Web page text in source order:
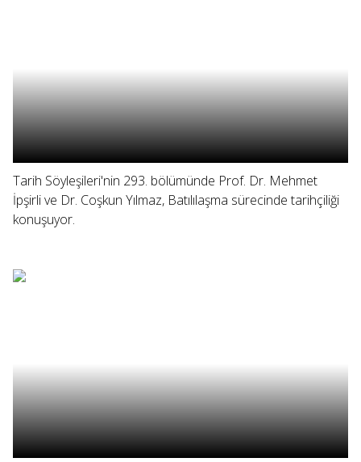
Tarih Söyleşileri'nin 293. bölümünde Prof. Dr. Mehmet
İpşirli ve Dr. Coşkun Yılmaz, Batılılaşma sürecinde tarihçiliği
konuşuyor.